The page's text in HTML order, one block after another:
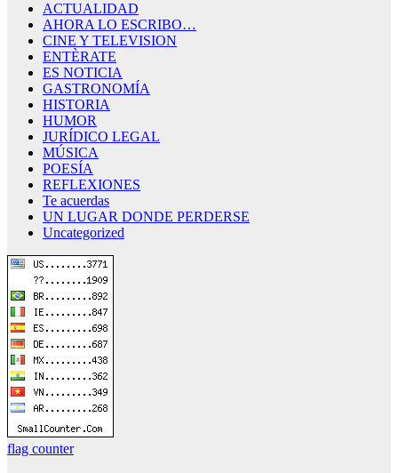
ACTUALIDAD
AHORA LO ESCRIBO…
CINE Y TELEVISION
ENTÈRATE
ES NOTICIA
GASTRONOMÍA
HISTORIA
HUMOR
JURÍDICO LEGAL
MÚSICA
POESÍA
REFLEXIONES
Te acuerdas
UN LUGAR DONDE PERDERSE
Uncategorized
flag counter